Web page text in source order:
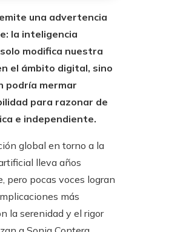
una advertencia
la inteligencia
modifica nuestra
el ámbito digital, sino
podría mermar
para razonar de
e independiente.
global en torno a la
lleva años
pero pocas voces logran
más
la serenidad y el rigor